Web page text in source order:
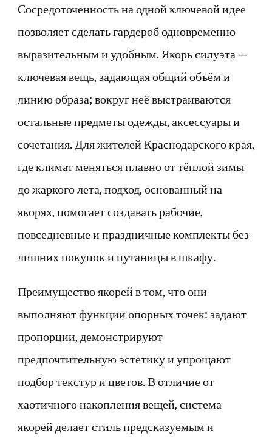
Сосредоточенность на одной ключевой идее
позволяет сделать гардероб одновременно
выразительным и удобным. Якорь силуэта —
ключевая вещь, задающая общий объём и
линию образа; вокруг неё выстраиваются
остальные предметы одежды, аксессуары и
сочетания. Для жителей Краснодарского края,
где климат меняться плавно от тёплой зимы
до жаркого лета, подход, основанный на
якорях, помогает создавать рабочие,
повседневные и праздничные комплекты без
лишних покупок и путаницы в шкафу.
Преимущество якорей в том, что они
выполняют функции опорных точек: задают
пропорции, демонстрируют
предпочтительную эстетику и упрощают
подбор текстур и цветов. В отличие от
хаотичного накопления вещей, система
якорей делает стиль предсказуемым и